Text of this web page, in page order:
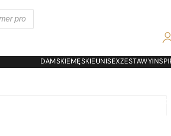
DAMSKIE MĘSKIE UNISEXZESTAWY